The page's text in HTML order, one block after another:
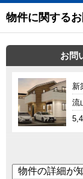
物件に関する
お問
新
流